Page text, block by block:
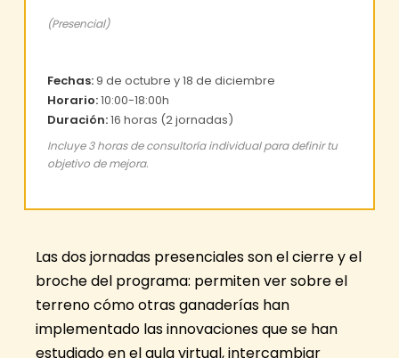
(Presencial)
Fechas:9 de octubre y 18 de diciembre
Horario:10:00-18:00h
Duración:16 horas (2 jornadas)
Incluye 3 horas de consultoría individual para definir tu
objetivo de mejora.
Las dos jornadas presenciales son el cierre y el
broche del programa: permiten ver sobre el
terreno cómo otras ganaderías han
implementado las innovaciones que se han
estudiado en el aula virtual, intercambiar